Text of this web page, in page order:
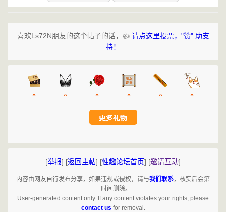
喜欢Ls72N朋友的这个帖子的话，👍 请点这里投票，"赞" 助支
持！
^ ^ ^ ^ ^ ^
[举报] [返回主帖] [性趣论坛首页] [邀请互动]
内容由网友自行发布分享，如果违规或侵权，请与我们联系，核实后会第
一时间删除。
User-generated content only. If any content violates your rights, please
contact us for removal.